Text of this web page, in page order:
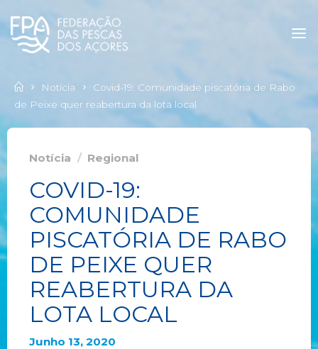
Notícia
Covid-19: Comunidade piscatória de Rabo
de Peixe quer reabertura da lota local
Notícia / Regional
COVID-19:
COMUNIDADE
PISCATÓRIA DE RABO
DE PEIXE QUER
REABERTURA DA
LOTA LOCAL
Junho 13, 2020